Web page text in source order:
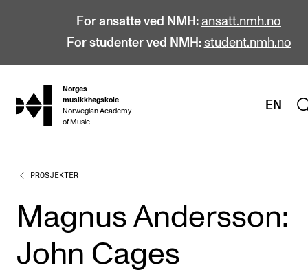
For ansatte ved NMH: ansatt.nmh.no
For studenter ved NMH: student.nmh.no
hjem
Norges
musikkhøgskole
Norwegian Academy
of Music
EN
STUDIER
Alle studier
Bachelor
Master
PROSJEKTER
Magnus Andersson:
John Cages